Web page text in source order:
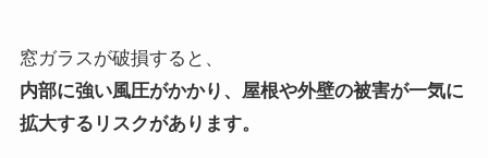
窓ガラスが破損すると、
内部に強い風圧がかかり、屋根や外壁の被害が一気に
拡大するリスクがあります。